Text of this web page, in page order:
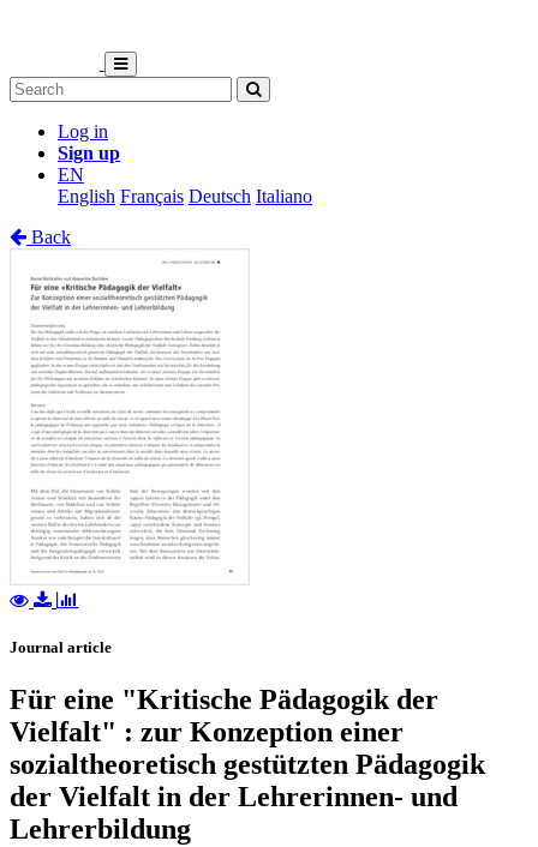
Log in
Sign up
EN
English Français Deutsch Italiano
Back
Journal article
Für eine "Kritische Pädagogik der
Vielfalt" : zur Konzeption einer
sozialtheoretisch gestützten Pädagogik
der Vielfalt in der Lehrerinnen- und
Lehrerbildung